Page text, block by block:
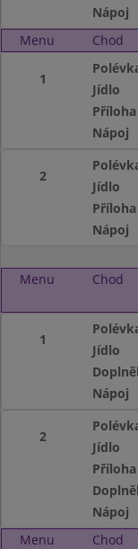
Nápoj
Menu
Chod
1
Jídlo
Příloha
Nápoj
2
Jídlo
Příloha
Nápoj
Menu Chod
1
Jídlo
Nápoj
2
Jídlo
Příloha
Nápoj
Menu
Chod